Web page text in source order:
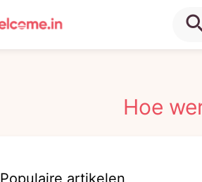
Hoe
Populaire artikelen